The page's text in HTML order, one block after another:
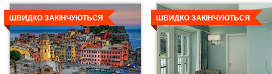
ШВИДКО ЗАКІНЧУЮТЬСЯ
Детальніше
ШВИДКО ЗАКІНЧУЮТЬСЯ
Детальніше